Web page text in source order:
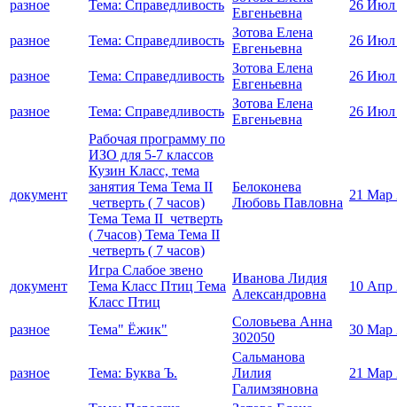
разное Тема: Справедливость
Евгеньевна
26 Июл
разное Тема: Справедливость
Зотова Елена
Евгеньевна
26 Июл
разное Тема: Справедливость
Зотова Елена
Евгеньевна
26 Июл
разное Тема: Справедливость
Зотова Елена
Евгеньевна
26 Июл
документ
Рабочая программу по
ИЗО для 5-7 классов
Кузин Класс, тема
занятия Тема Тема II
четверть ( 7 часов)
Тема Тема II четверть
( 7часов) Тема Тема II
четверть ( 7 часов)
Белоконева
Любовь Павловна
21 Мар
документ
Игра Слабое звено
Тема Класс Птиц Тема
Класс Птиц
Иванова Лидия
Александровна
10 Апр
разное Тема" Ёжик"
Соловьева Анна
302050
30 Мар
разное Тема: Буква Ъ.
Сальманова
Лилия
Галимзяновна
21 Мар